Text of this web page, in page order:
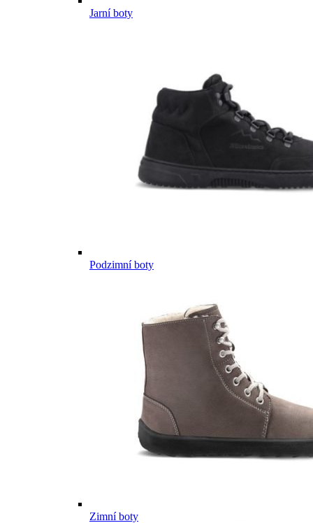
Jarní boty
Podzimní boty
Zimní boty